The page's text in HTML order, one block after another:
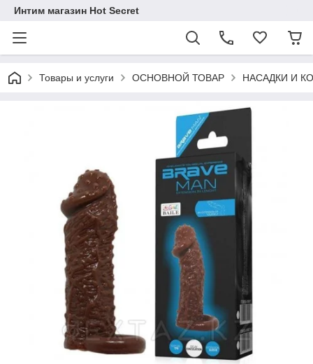
Интим магазин Hot Secret
Товары и услуги ОСНОВНОЙ ТОВАР НАСАДКИ И